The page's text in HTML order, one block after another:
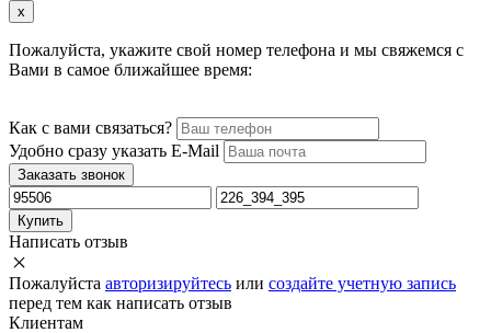
x
Пожалуйста, укажите свой номер телефона и мы свяжемся с
Вами в самое ближайшее время:
Как с вами связаться?
Удобно сразу указать E-Mail
Заказать звонок
Купить
Написать отзыв
Пожалуйста авторизируйтесь или создайте учетную запись
перед тем как написать отзыв
Клиентам